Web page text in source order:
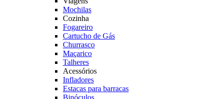
Mochilas
Cozinha
Fogareiro
Cartucho de Gás
Churrasco
Maçarico
Talheres
Acessórios
Infladores
Estacas para barracas
Binóculos